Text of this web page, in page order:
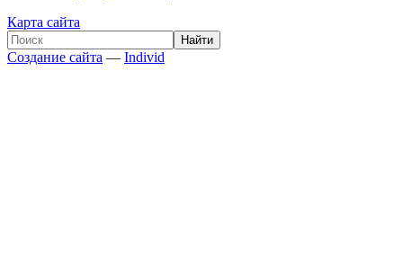
Карта сайта
Создание сайта — Individ